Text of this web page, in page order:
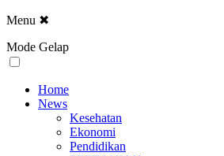
Menu ✖
Mode Gelap
Home
News
Kesehatan
Ekonomi
Pendidikan